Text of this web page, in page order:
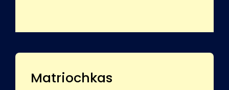
Matriochkas